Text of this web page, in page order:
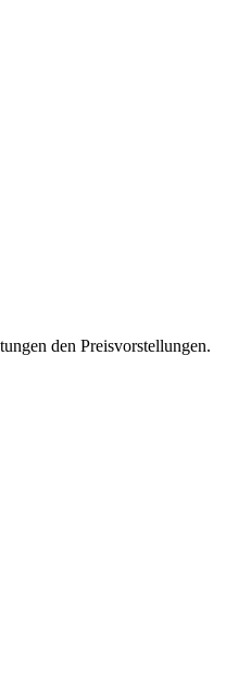
den Preisvorstellungen.